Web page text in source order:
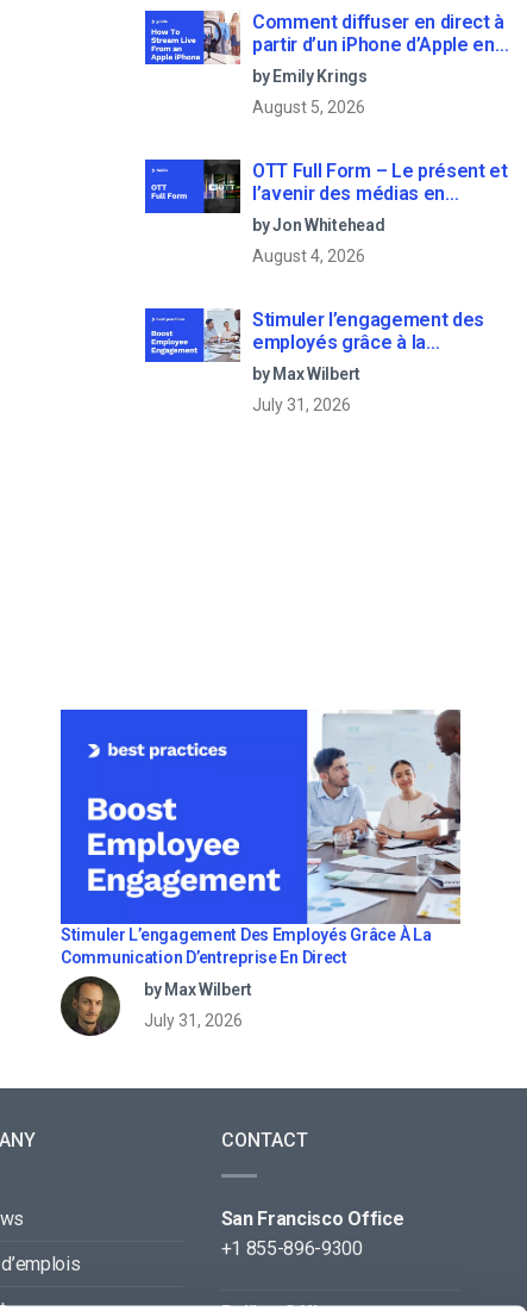
Comment diffuser en direct à
partir d’un iPhone d’Apple en
6 étapes faciles
by Emily Krings
August 5, 2026
OTT Full Form – Le présent et
l’avenir des médias en
continu
by Jon Whitehead
August 4, 2026
Stimuler l’engagement des
employés grâce à la
communication d’entreprise
en direct
by Max Wilbert
July 31, 2026
Stimuler L’engagement Des Employés Grâce À La
Communication D’entreprise En Direct
by Max Wilbert
July 31, 2026
CONTACT
San Francisco Office
+1 855-896-9300